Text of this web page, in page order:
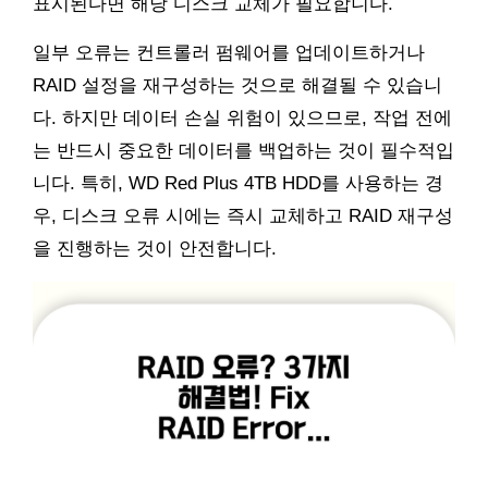
표시된다면 해당 디스크 교체가 필요합니다.
일부 오류는 컨트롤러 펌웨어를 업데이트하거나
RAID 설정을 재구성하는 것으로 해결될 수 있습니
다. 하지만 데이터 손실 위험이 있으므로, 작업 전에
는 반드시 중요한 데이터를 백업하는 것이 필수적입
니다. 특히, WD Red Plus 4TB HDD를 사용하는 경
우, 디스크 오류 시에는 즉시 교체하고 RAID 재구성
을 진행하는 것이 안전합니다.